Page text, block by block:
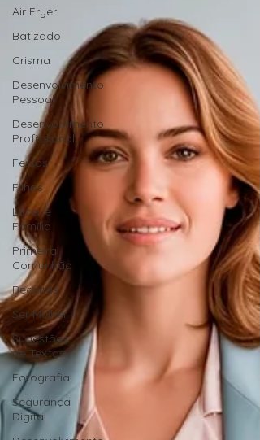
Air Fryer
Batizado
Crisma
Desenvolvimento
Pessoal
Desenvolvimento
Profissional
Festas
Filhos
Lazer e
Família
Primeira
Comunhão
Receitas
Ser Mulher
Sugestões
de Textos
Fotografia
Segurança
Digital